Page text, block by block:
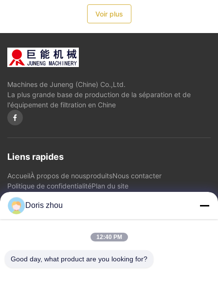
Voir plus
Machines de Juneng (Chine) Co.,Ltd.
La plus grande base de production de la séparation et de
l'équipement de filtration en Chine
Liens rapides
AccueilÀ propos de nousproduitsNous contacter
Politique de confidentialitéPlan du site
Nous contacter
Adresse: Route de Chaoyang, ville de Zhotie, ville Jiangsu
Doris zhou
12:40 PM
Good day, what product are you looking for?